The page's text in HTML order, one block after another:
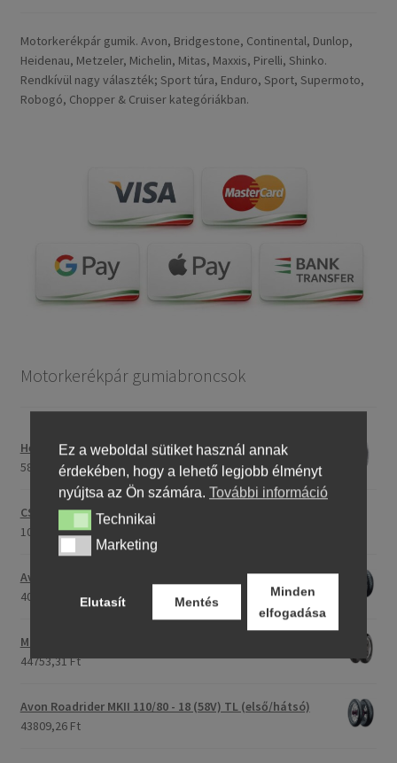
Motorkerékpár gumik. Avon, Bridgestone, Continental, Dunlop,
Heidenau, Metzeler, Michelin, Mitas, Maxxis, Pirelli, Shinko.
Rendkívül nagy választék; Sport túra, Enduro, Sport, Supermoto,
Robogó, Chopper & Cruiser kategóriákban.
Motorkerékpár gumiabroncsok
Heidenau 5.00 - 16 76P P29 TT
58243,46 Ft
CST C-186 3.00 - 23 59P TT (első/hátsó)
107396,28 Ft
Avon Roadrider MKII 90/90 - 18 51V TL (első/hátsó)
40791,20 Ft
Maxxis M-6011 170/80 - 15 77H TL (hátsó gumi)
44753,31 Ft
Avon Roadrider MKII 110/80 - 18 (58V) TL (első/hátsó)
43809,26 Ft
Ez a weboldal sütiket használ annak
érdekében, hogy a lehető legjobb élményt
nyújtsa az Ön számára. További információ
TechnikaiTechnikai
MarketingMarketing
Elutasít Mentés
Minden
elfogadása